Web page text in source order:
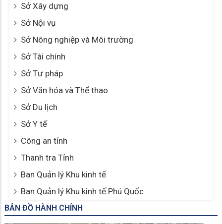
Sở Xây dựng
Sở Nội vụ
Sở Nông nghiệp và Môi trường
Sở Tài chính
Sở Tư pháp
Sở Văn hóa và Thể thao
Sở Du lịch
Sở Y tế
Công an tỉnh
Thanh tra Tỉnh
Ban Quản lý Khu kinh tế
Ban Quản lý Khu kinh tế Phú Quốc
BẢN ĐỒ HÀNH CHÍNH